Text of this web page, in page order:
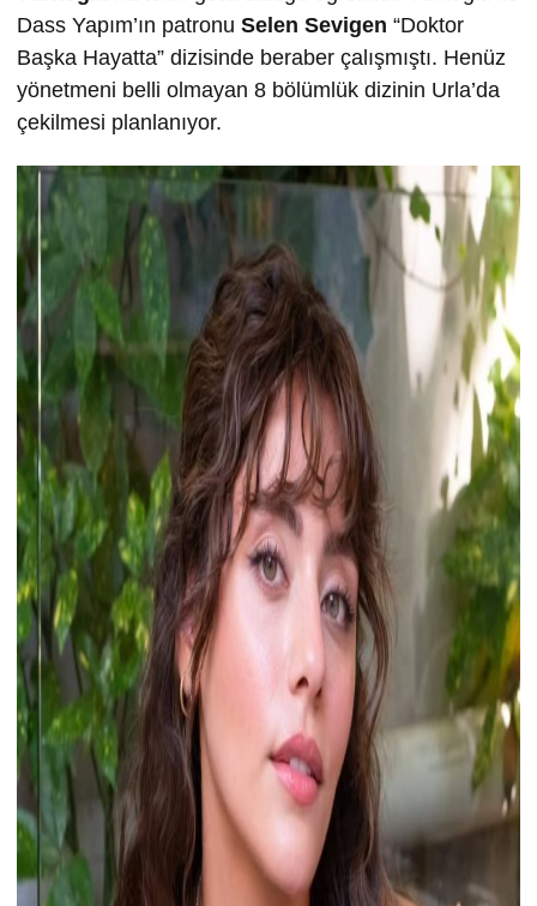
Dass Yapım’ın patronu Selen Sevigen “Doktor
Başka Hayatta” dizisinde beraber çalışmıştı. Henüz
yönetmeni belli olmayan 8 bölümlük dizinin Urla’da
çekilmesi planlanıyor.